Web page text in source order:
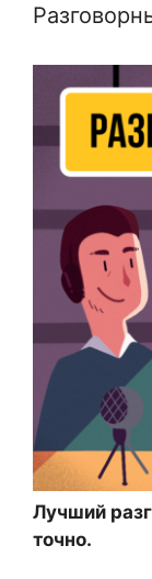
Лучший
точно.